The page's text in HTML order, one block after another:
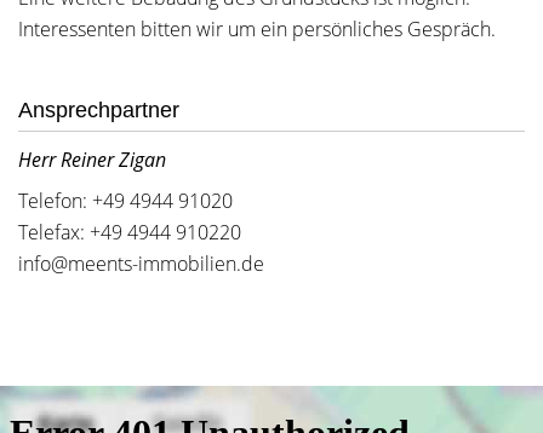
Interessenten bitten wir um ein persönliches Gespräch.
Ansprechpartner
Herr Reiner Zigan
Telefon: +49 4944 91020
Telefax: +49 4944 910220
info@meents-immobilien.de